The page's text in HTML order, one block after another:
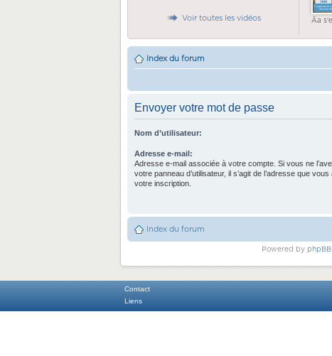
Voir toutes les vidéos Ãa
Index du forum
Envoyer votre mot de passe
Nom d’utilisateur:
Adresse e-mail:
Adresse e-mail associée à votre compte. Si vous ne
votre panneau d’utilisateur, il s’agit de l’adresse que
votre inscription.
Index du forum
Powered by phpBB
Contact
Liens